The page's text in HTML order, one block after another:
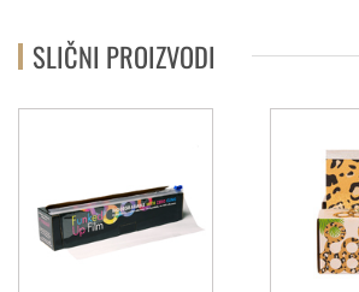
SLIČNI PROIZVODI